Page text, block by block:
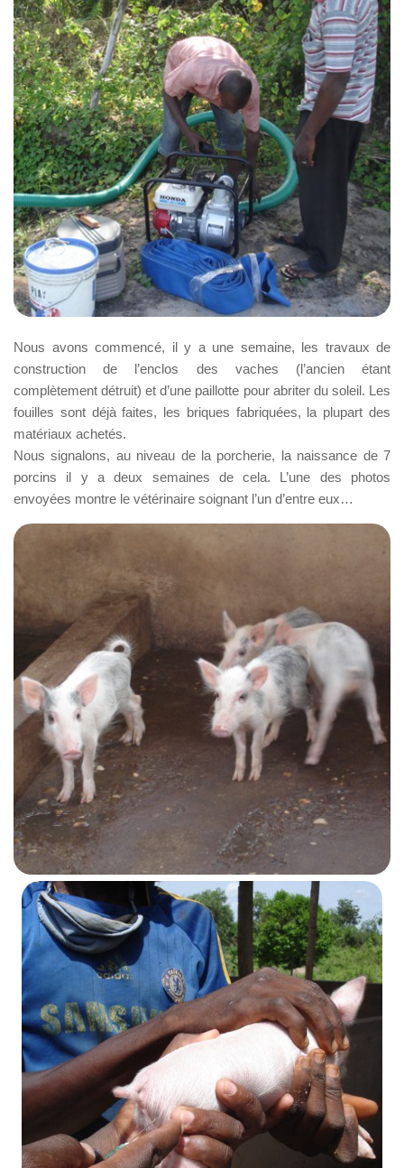
Nous avons commencé, il y a une semaine, les travaux de
construction de l’enclos des vaches (l’ancien étant
complètement détruit) et d’une paillotte pour abriter du soleil. Les
fouilles sont déjà faites, les briques fabriquées, la plupart des
matériaux achetés.
Nous signalons, au niveau de la porcherie, la naissance de 7
porcins il y a deux semaines de cela. L’une des photos
envoyées montre le vétérinaire soignant l’un d’entre eux…